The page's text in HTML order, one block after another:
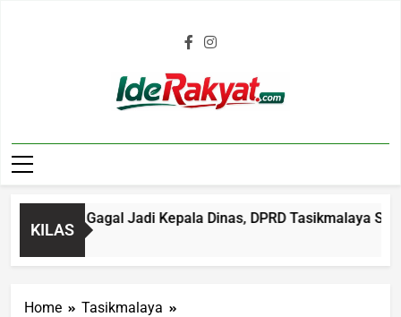
Iderakyat.com
KILAS
Gagal Jadi Kepala Dinas, DPRD Tasikmalaya Soroti
Home
Tasikmalaya